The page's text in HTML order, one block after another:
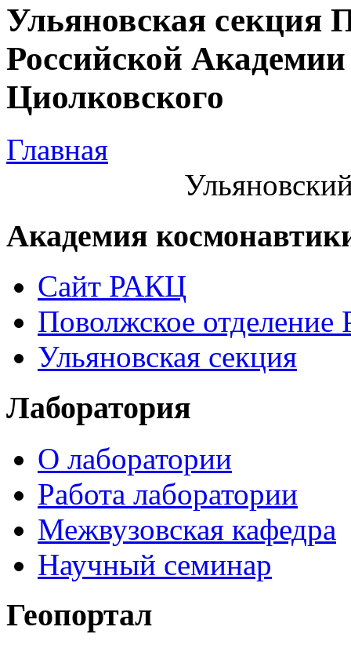
Ульяновская секция
Российской
Циолковского
Главная
Академия
Сайт РАКЦ
Поволжское
Ульяновская секция
Лаборатория
О лаборатории
Работа лаборатории
Межвузовская кафедра
Научный семинар
Геопортал